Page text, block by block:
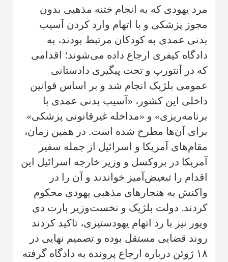
مرد یهودی که به انجام ختنه مذهبی بدون
مجوز پزشکی و با اتهام وارد کردن آسیب
بدنی عمدی به کودکان مرتبط بودند، به
دادگاه کیفری ارجاع داده می‌شوند؛ اقدامی
که در آنتورپ و تحت پیگیری دادستانی
عمومی بلژیک انجام شد و بر اساس قوانین
داخلی این کشور، «آسیب بدنی عمدی با
برنامه‌ریزی» و «مداخله غیرقانونی پزشکی»
برای آن‌ها مطرح شده است. در همین زمان،
مقام‌های آمریکا و اسرائیل از جمله سفیر
آمریکا در بروکسل و وزیر خارجه اسرائیل این
اقدام را تبعیض‌آمیز خواندند و آن را در
واکنش به هنجارهای مذهبی یهودی محکوم
کردند. دولت بلژیک و نخست‌وزیر بارت دی
ویور نیز با رد اتهام یهودستیزی، تاکید کردند
روند قضایی مستقل بوده و تصمیم نهایی در
۱۸ ژوئن درباره ارجاع پرونده به دادگاه گرفته